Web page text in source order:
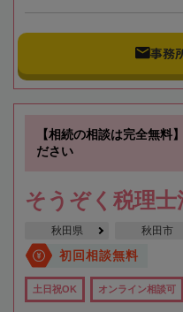
事務
【相続の相談は完全無料
ださい
そうぞく税理
秋田県 秋田市
初回相談無料
土日祝OK オンライン相談可